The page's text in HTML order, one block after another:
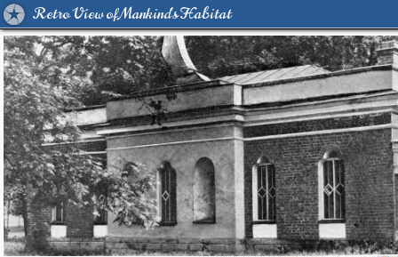
Retro View of Mankind's Habitat